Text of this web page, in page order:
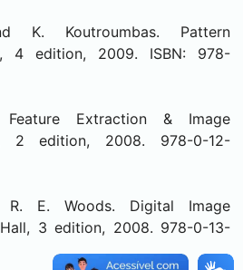
K. Koutroumbas. Pattern
4 edition, 2009. ISBN: 978-
Feature Extraction & Image
2 edition, 2008. 978-0-12-
R. E. Woods. Digital Image
3 edition, 2008. 978-0-13-